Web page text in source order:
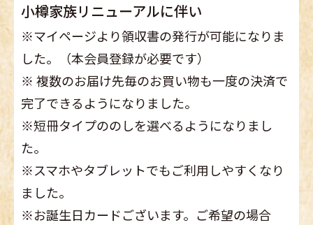
小樽家族リニューアルに伴い
※マイページより領収書の発行が可能になりま
した。（本会員登録が必要です）
※ 複数のお届け先毎のお買い物も一度の決済で
完了できるようになりました。
※短冊タイプののしを選べるようになりまし
た。
※スマホやタブレットでもご利用しやすくなり
ました。
※お誕生日カードございます。ご希望の場合